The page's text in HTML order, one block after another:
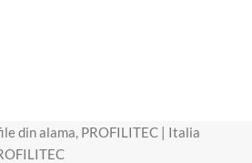
din alama, PROFILITEC | Italia